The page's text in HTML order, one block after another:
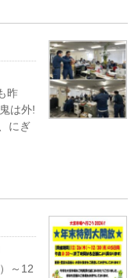
昨
は外!
にぎ
～12